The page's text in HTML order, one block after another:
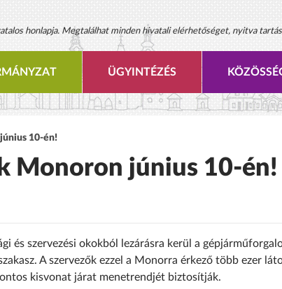
honlapja. Megtalálhat minden hivatali elérhetőséget, nyitva
ÜGYINTÉZÉS
10-én!
Monoron június 10-én!
és szervezési okokból lezárásra kerül a
A szervezők ezzel a Monorra érkező több ezer
kisvonat járat menetrendjét biztosítják.